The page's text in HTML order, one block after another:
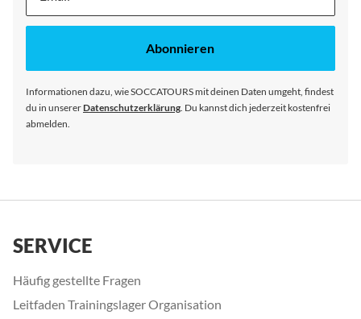
für
Abonnieren
Informationen dazu, wie SOCCATOURS mit deinen Daten umgeht, findest
du in unsererDatenschutzerklärung . Du kannst dich jederzeit kostenfrei
abmelden.
SERVICE
Häufig gestellte Fragen
Leitfaden Trainingslager Organisation